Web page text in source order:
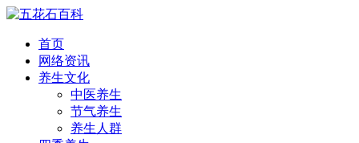
首页
网络资讯
养生文化
中医养生
节气养生
养生人群